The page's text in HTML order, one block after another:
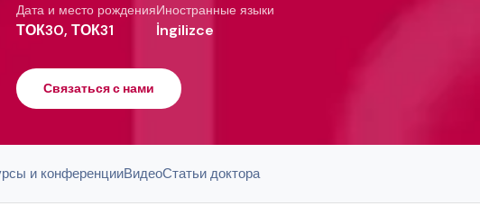
Дата и место рождения
ТОК30, ТОК31
Иностранные языки
İngilizce
Связаться с нами
и конференцииВидеоСтатьи доктора